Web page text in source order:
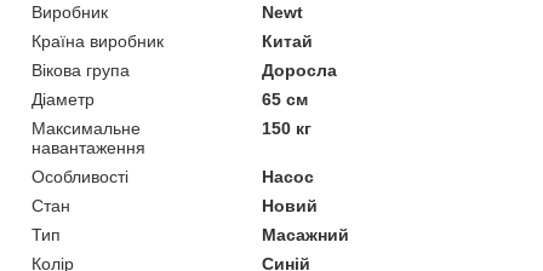
Виробник
Newt
Країна виробник
Китай
Вікова група
Доросла
Діаметр
65 см
Максимальне
навантаження
150 кг
Особливості
Насос
Стан
Новий
Тип
Масажний
Колір
Синій